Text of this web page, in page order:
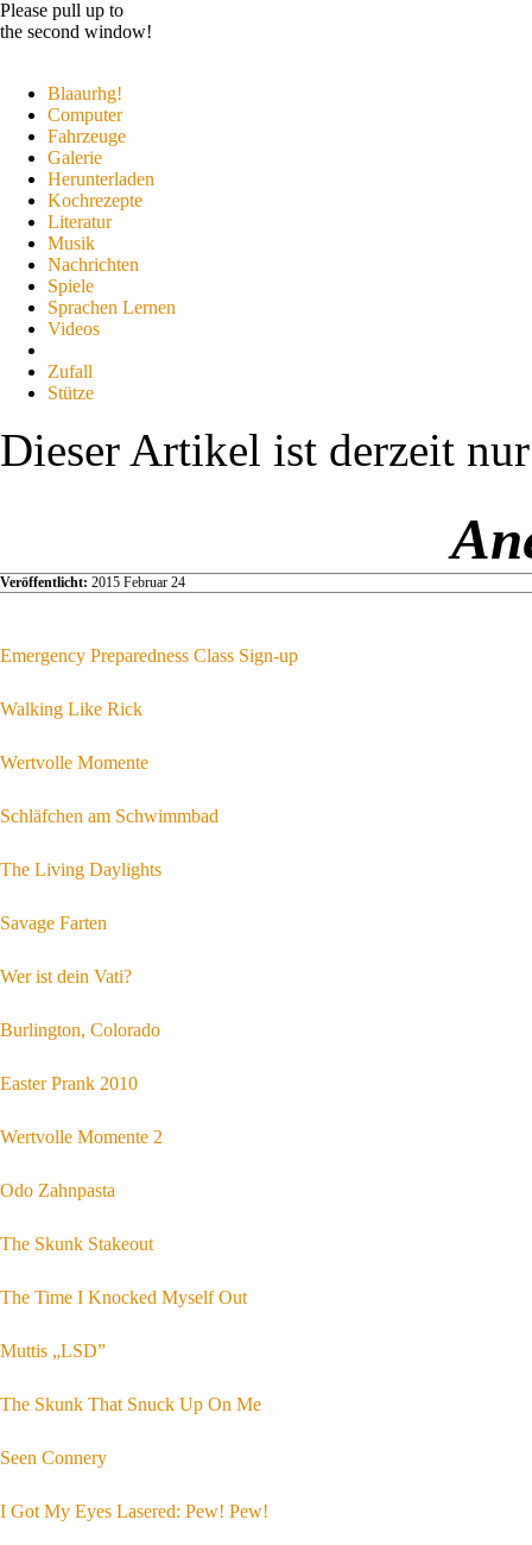
Please pull up to
the second window!
Blaaurhg!
Computer
Fahrzeuge
Galerie
Herunterladen
Kochrezepte
Literatur
Musik
Nachrichten
Spiele
Sprachen Lernen
Videos
Zufall
Stütze
Dieser Artikel ist derzeit
Veröffentlicht: 2015 Februar 24
Emergency Preparedness Class Sign-up
Walking Like Rick
Wertvolle Momente
Schläfchen am Schwimmbad
The Living Daylights
Savage Farten
Wer ist dein Vati?
Burlington, Colorado
Easter Prank 2010
Wertvolle Momente 2
Odo Zahnpasta
The Skunk Stakeout
The Time I Knocked Myself Out
Muttis „LSD”
The Skunk That Snuck Up On Me
Seen Connery
I Got My Eyes Lasered: Pew! Pew!